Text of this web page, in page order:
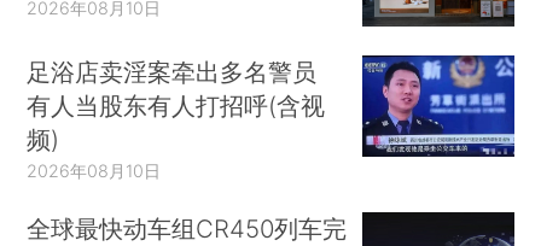
2026年08月10日
足浴店卖淫案牵出多名警员
有人当股东有人打招呼(含视
频)
2026年08月10日
全球最快动车组CR450列车完